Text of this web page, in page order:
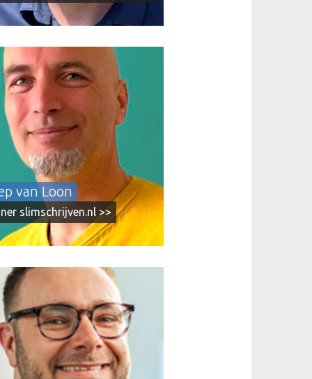
van Loon
slimschrijven.nl >>
online adviseur met een focus op
UX en strategie. Hij schrijft sinds
zijn brood. En toen was er AI.
anders worden. Maar na twee jaar
denken en experimenteren is zijn
dat schrijven een ambacht is en
dat AI vooral een heel handig
is – als je weet hoe je het moet
is hét sociaal intranet dat zorgt
en eenvoud in je werkdag.
gebruiksvriendelijk en
geïntegreerd met Microsoft 365.
en documenten tot kennisbank
Agent: alles op één plek, voor